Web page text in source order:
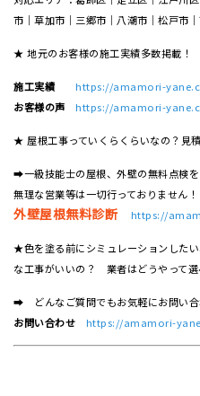
市｜草加市｜三郷市｜八潮市｜松⼾市
★ 地元のお客様の施工実績多数掲載！
施工実績
https://amamori-
お客様の声
https://amamori-
★ 屋根工事っていくらくらいなの？見
➡一級技能士の屋根、外壁の無料点検を
無理な営業等は一切行っておりません！
外壁屋根無料診断 https://
★色を塗る前にシミュレーションした
な工事がいいの？ 業者はどうやって選
➡ どんなご質問でもお気軽にお問い合
お問い合わせ
https://amamori-